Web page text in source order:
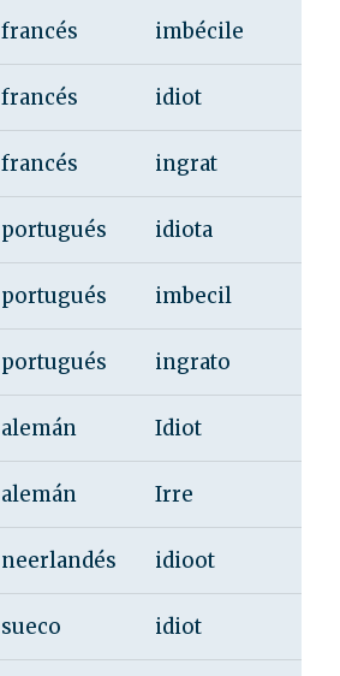
francés imbécile
francés idiot
francés ingrat
portugués idiota
portugués imbecil
portugués ingrato
alemán Idiot
alemán Irre
neerlandés idioot
sueco idiot